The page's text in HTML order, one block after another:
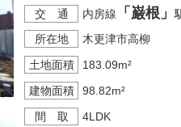
交 通 内房線 「巌根」
所在地
木更津市高柳
土地面積
183.09m²
建物面積
98.82m²
間 取
4LDK